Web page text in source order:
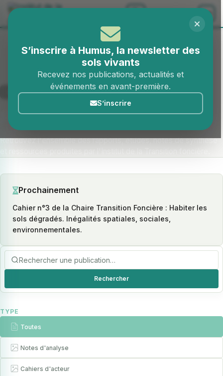
Aller au contenu
S’inscrire à Humus, la newsletter des
sols vivants
Recevez nos publications, actualités et
événements en avant-première.
S’inscrire
Accueil Publications
Publications
Retrouvez l'ensemble des rapports, études, notes de synthèse
Prochainement
Cahier n°3 de la Chaire Transition Foncière : Habiter les
sols dégradés. Inégalités spatiales, sociales,
environnementales.
Rechercher
TYPE
Toutes
Notes d'analyse
Cahiers d'acteur